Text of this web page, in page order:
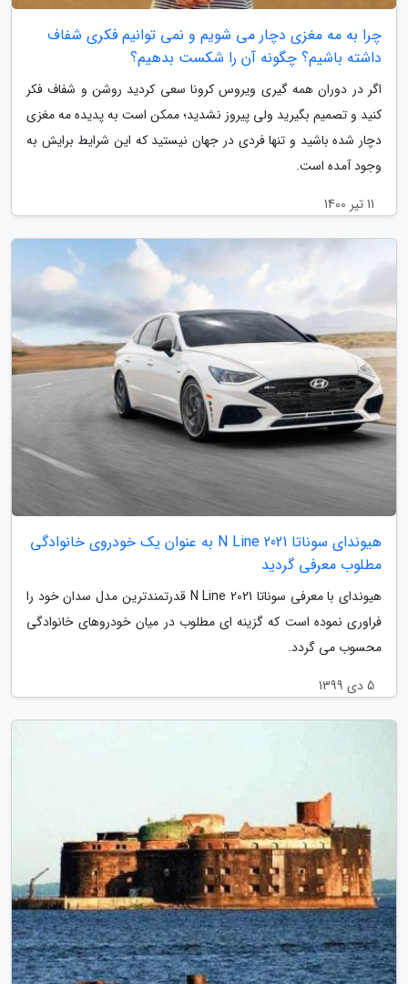
چرا به مه مغزی دچار می شویم و نمی توانیم فکری شفاف
داشته باشیم؟ چگونه آن را شکست بدهیم؟
اگر در دوران همه گیری ویروس کرونا سعی کردید روشن و شفاف فکر
کنید و تصمیم بگیرید ولی پیروز نشدید؛ ممکن است به پدیده مه مغزی
دچار شده باشید و تنها فردی در جهان نیستید که این شرایط برایش به
وجود آمده است.
11 تیر 1400
هیوندای سوناتا N Line 2021 به عنوان یک خودروی خانوادگی
مطلوب معرفی گردید
هیوندای با معرفی سوناتا N Line 2021 قدرتمندترین مدل سدان خود را
فراوری نموده است که گزینه ای مطلوب در میان خودروهای خانوادگی
محسوب می گردد.
5 دی 1399